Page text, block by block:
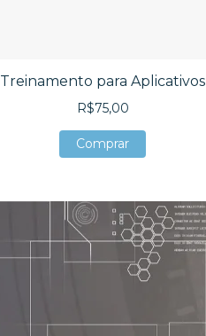
Treinamento para Aplicativos
R$75,00
Comprar
Comprar